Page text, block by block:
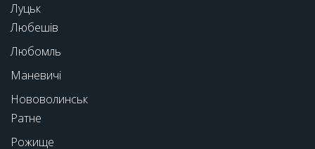
Луцьк
Любешів
Любомль
Маневичі
Нововолинськ
Ратне
Рожище